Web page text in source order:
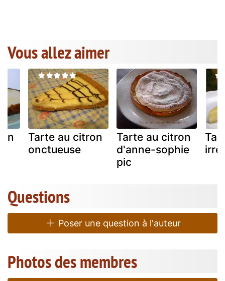
Vous allez aimer
Tarte au citron
onctueuse
Tarte au citron
d'anne-sophie
pic
Questions
Poser une question à l'auteur
Photos des membres